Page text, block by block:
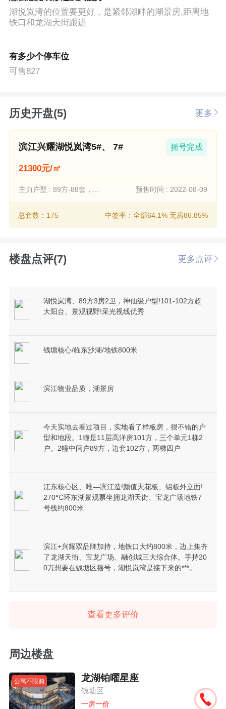
湖悦岚湾的位置要更好，是紧邻湖畔的湖景房,距离地
铁口和龙湖天街跟进
有多少个停车位
可售827
历史开盘(5) 更多
滨江兴耀湖悦岚湾5#、 7# 摇号完成
21300元/㎡
主力户型 : 89方-88套，... 预售时间 : 2022-08-09
总套数：175 中签率：全部64.1% 无房86.85%
楼盘点评(7) 更多点评
湖悦岚湾、89方3房2卫，神仙级户型!101-102方超
大阳台、景观视野!采光视线优秀
钱塘核心/临东沙湖/地铁800米
滨江物业品质，湖景房
今天实地去看过项目，实地看了样板房，很不错的户
型和地段。1幢是11层高洋房101方，三个单元1梯2
户。2幢中间户89方，边套102方，两梯四户
江东核心区、唯—滨江造!颜值天花板、铝板外立面!
270℃环东湖景观票坐拥龙湖天街、宝龙广场地铁7
号线约800米
滨江+兴耀双品牌加持，地铁口大约800米，边上集齐
了龙湖天街、宝龙广场、融创城三大综合体。手持20
0万想要在钱塘区摇号，湖悦岚湾是接下来的***。
查看更多评价
周边楼盘
公寓不限购 龙湖铂曜星座
钱塘区
一房一价